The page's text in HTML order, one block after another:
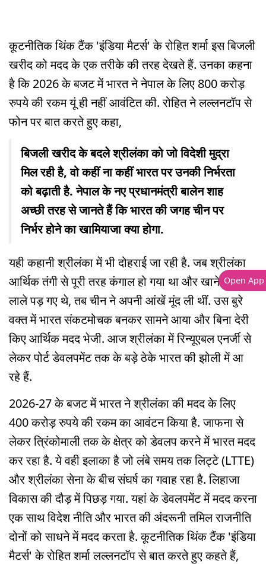
कूटनीतिक थिंक टैंक 'इंडिया मैटर्स' के रोहित शर्मा इस बिजली
खरीद को मदद के एक तरीके की तरह देखते हैं. उनका कहना
है कि 2026 के बजट में भारत ने नेपाल के लिए 800 करोड़
रुपये की रकम यूं ही नहीं आवंटित की. रोहित ने लल्लनटॉप से
फोन पर बात करते हुए कहा,
बिजली खरीद के बदले श्रीलंका को जो विदेशी मुद्रा
मिल रही है, वो कहीं ना कहीं भारत पर उनकी निर्भरता
को बढ़ाती है. नेपाल के नए प्रधानमंत्री बालेन शाह
अच्छी तरह से जानते हैं कि भारत की जगह चीन पर
निर्भर होने का खामियाजा क्या होगा.
यही कहानी श्रीलंका में भी दोहराई जा रही है. जब श्रीलंका
आर्थिक तंगी से पूरी तरह कंगाल हो गया था और खाने-पीने के
लाले पड़ गए थे, तब चीन ने अपनी आंखें मूंद ली थीं. उस बुरे
वक्त में भारत संकटमोचक बनकर सामने आया और बिना देरी
किए आर्थिक मदद भेजी. आज श्रीलंका में रिन्यूएबल एनर्जी से
लेकर पोर्ट डेवलपमेंट तक के बड़े ठेके भारत की झोली में आ
रहे हैं.
2026-27 के बजट में भारत ने श्रीलंका की मदद के लिए
400 करोड़ रुपये की रकम का आवंटन किया है. जाफना से
लेकर त्रिंकोमाली तक के क्षेत्र को डेवलप करने में भारत मदद
कर रहा है. ये वही इलाका है जो लंबे समय तक लिट्टे (LTTE)
और श्रीलंका सेना के बीच संघर्ष का गवाह रहा है. लिहाजा
विकास की दौड़ में पिछड़ गया. यहां के डेवलपमेंट में मदद करना
एक साथ विदेश नीति और भारत की अंदरूनी तमिल राजनीति
दोनों को साधने में मदद करता है. कूटनीतिक थिंक टैंक 'इंडिया
मैटर्स' के रोहित शर्मा लल्लनटॉप से बात करते हुए कहते हैं,
Open App